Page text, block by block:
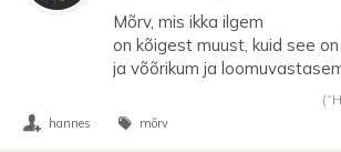
Mõrv, mis ikka ilgem
on kõigest muust, kuid see
ja võõrikum ja
hannes mõrv